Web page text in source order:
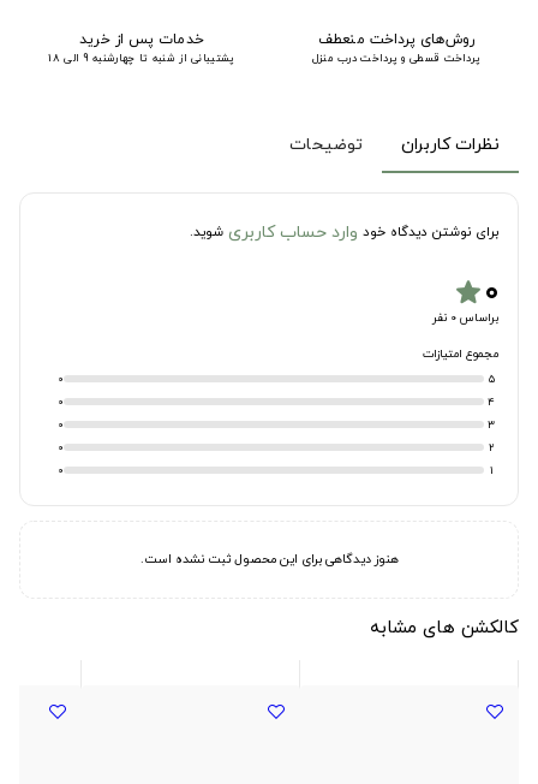
روش‌های پرداخت منعطف
پرداخت قسطی و پرداخت درب منزل
خدمات پس از خرید
پشتیبانی از شنبه تا چهارشنبه 9 الی 18
نظرات کاربران توضیحات
برای نوشتن دیدگاه خود وارد حساب کاربری شوید.
۰star
براساس 0 نفر
مجموع امتیازات
5
0
4
0
3
0
2
0
1
0
هنوز دیدگاهی برای این محصول ثبت نشده است.
کالکشن های مشابه